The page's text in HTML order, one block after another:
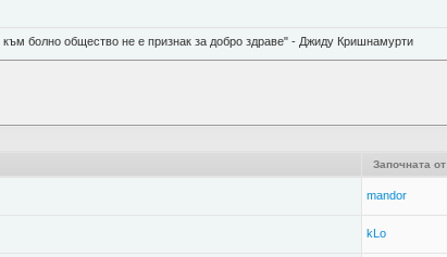
болно общество не е признак за добро здраве" - Джиду Кришнамурти
Започната от
mandor
kLo